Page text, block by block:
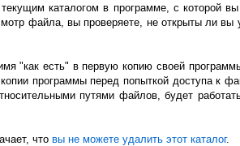
каталогом в программе, с которой
файла, вы проверяете, не открыты ли
"как есть" в первую копию своей
программы перед попыткой доступа к
путями файлов, будет
что вы не можете удалить этот каталог.